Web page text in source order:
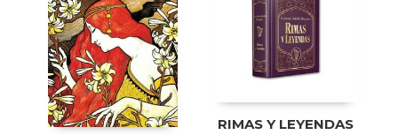
RIMAS Y LEYENDAS